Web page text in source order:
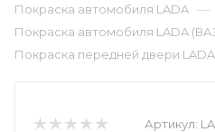
Покраска автомобиля LADA —
Покраска автомобиля LADA
Покраска передней двери LADA
Артикул: